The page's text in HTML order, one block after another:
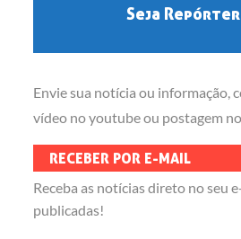
Seja Repórter
Envie sua notícia ou informação,
vídeo no youtube ou postagem
RECEBER POR E-MAIL
Receba as notícias direto no seu
publicadas!